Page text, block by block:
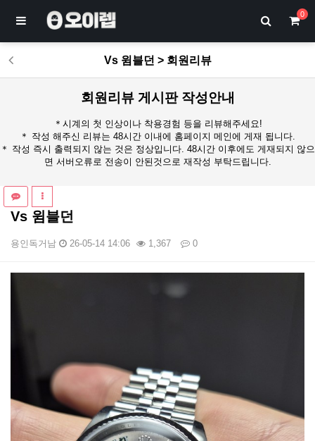
0
Vs 윔블던 > 회원리뷰
회원리뷰 게시판 작성안내
＊시계의 첫 인상이나 착용경험 등을 리뷰해주세요!
＊ 작성 해주신 리뷰는 48시간 이내에 홈페이지 메인에 게재 됩니다.
＊ 작성 즉시 출력되지 않는 것은 정상입니다. 48시간 이후에도 게재되지 않으
면 서버오류로 전송이 안된것으로 재작성 부탁드립니다.
Vs 윔블던
용인독거남 26-05-14 14:06 1,367 0